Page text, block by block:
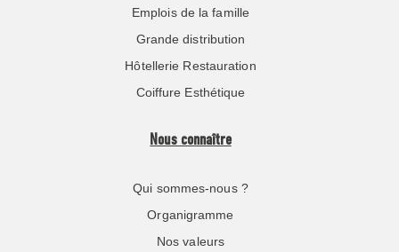
Emplois de la famille
Grande distribution
Hôtellerie Restauration
Coiffure Esthétique
Nous connaître
Qui sommes-nous ?
Organigramme
Nos valeurs